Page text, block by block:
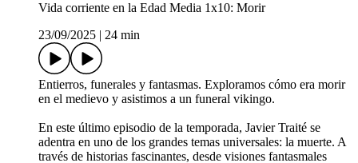
Vida corriente en la Edad Media 1x10: Morir
23/09/2025
24 min
Entierros, funerales y fantasmas. Exploramos cómo era morir
en el medievo y asistimos a un funeral vikingo.
En este último episodio de la temporada, Javier Traité se
adentra en uno de los grandes temas universales: la muerte. A
través de historias fascinantes, desde visiones fantasmales